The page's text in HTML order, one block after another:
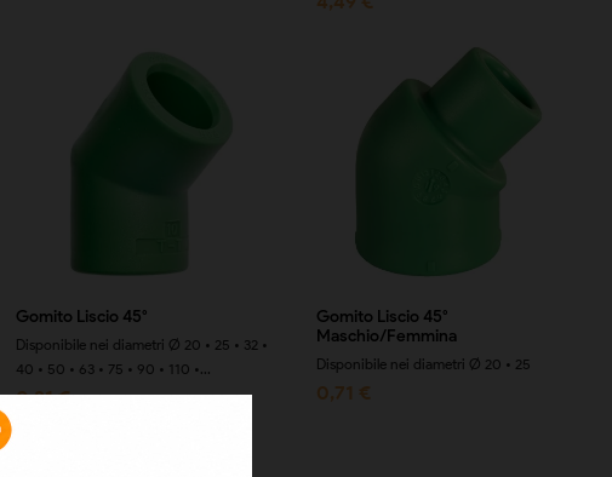
Gomito Liscio 45°
Disponibile nei diametri Ø 20 • 25 • 32 •
40 • 50 • 63 • 75 • 90 • 110 •...
0,31 €
Gomito Liscio 45°
Maschio/Femmina
Disponibile nei diametri Ø 20 • 25
0,71 €